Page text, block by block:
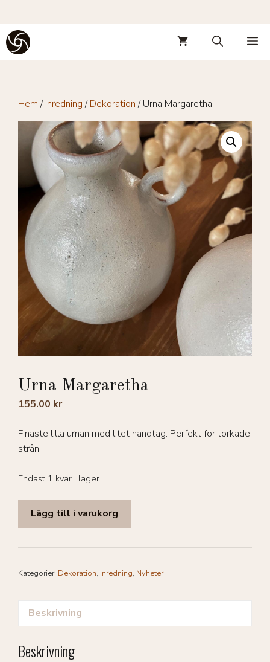
Hoppa
till
Hem/Inredning/Dekoration/ Urna Margaretha
Urna Margaretha
155.00 kr
Finaste lilla urnan med litet handtag. Perfekt för torkade
strån.
Endast 1 kvar i lager
Margaretha
Lägg till i varukorg
Kategorier: Dekoration, Inredning, Nyheter
Beskrivning
Beskrivning